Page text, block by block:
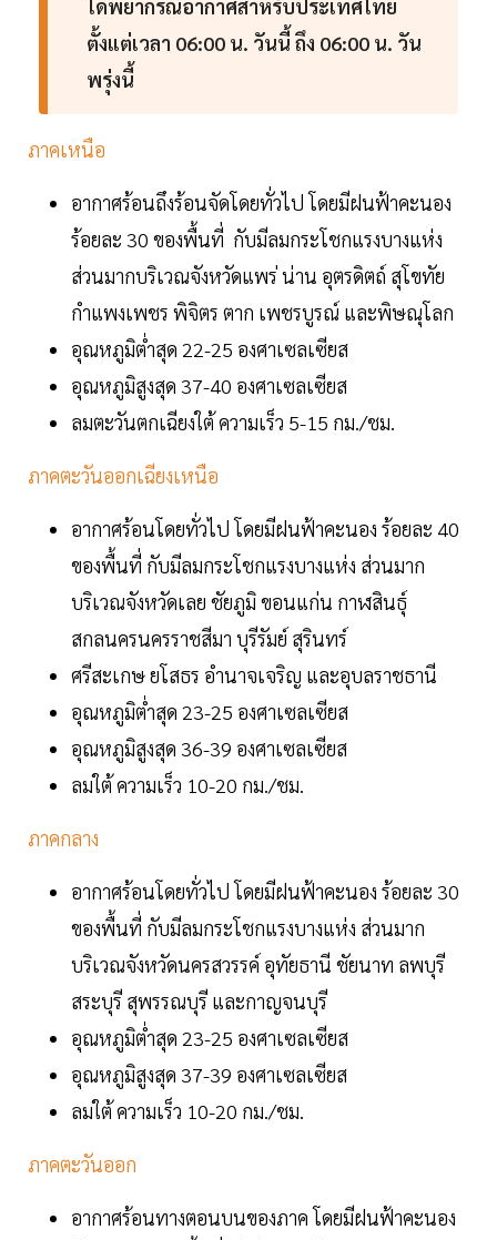
ได้พยากรณ์อากาศสำหรับประเทศไทย
ตั้งแต่เวลา 06:00 น. วันนี้ ถึง 06:00 น. วัน
พรุ่งนี้
ภาคเหนือ
อากาศร้อนถึงร้อนจัดโดยทั่วไป โดยมีฝนฟ้าคะนอง
ร้อยละ 30 ของพื้นที่ กับมีลมกระโชกแรงบางแห่ง
ส่วนมากบริเวณจังหวัดแพร่ น่าน อุตรดิตถ์ สุโขทัย
กำแพงเพชร พิจิตร ตาก เพชรบูรณ์ และพิษณุโลก
อุณหภูมิต่ำสุด 22-25 องศาเซลเซียส
อุณหภูมิสูงสุด 37-40 องศาเซลเซียส
ลมตะวันตกเฉียงใต้ ความเร็ว 5-15 กม./ชม.
ภาคตะวันออกเฉียงเหนือ
อากาศร้อนโดยทั่วไป โดยมีฝนฟ้าคะนอง ร้อยละ 40
ของพื้นที่ กับมีลมกระโชกแรงบางแห่ง ส่วนมาก
บริเวณจังหวัดเลย ชัยภูมิ ขอนแก่น กาฬสินธุ์
สกลนครนครราชสีมา บุรีรัมย์ สุรินทร์
ศรีสะเกษ ยโสธร อำนาจเจริญ และอุบลราชธานี
อุณหภูมิต่ำสุด 23-25 องศาเซลเซียส
อุณหภูมิสูงสุด 36-39 องศาเซลเซียส
ลมใต้ ความเร็ว 10-20 กม./ชม.
ภาคกลาง
อากาศร้อนโดยทั่วไป โดยมีฝนฟ้าคะนอง ร้อยละ 30
ของพื้นที่ กับมีลมกระโชกแรงบางแห่ง ส่วนมาก
บริเวณจังหวัดนครสวรรค์ อุทัยธานี ชัยนาท ลพบุรี
สระบุรี สุพรรณบุรี และกาญจนบุรี
อุณหภูมิต่ำสุด 23-25 องศาเซลเซียส
อุณหภูมิสูงสุด 37-39 องศาเซลเซียส
ลมใต้ ความเร็ว 10-20 กม./ชม.
ภาคตะวันออก
อากาศร้อนทางตอนบนของภาค โดยมีฝนฟ้าคะนอง